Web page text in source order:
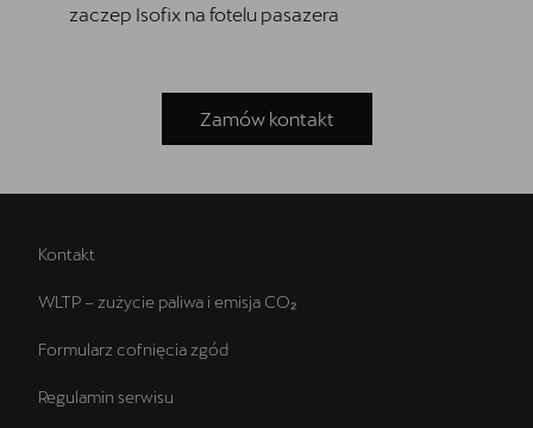
zaczep Isofix na fotelu pasazera
Zamów kontakt
Kontakt
WLTP – zużycie paliwa i emisja CO₂
Formularz cofnięcia zgód
Regulamin serwisu